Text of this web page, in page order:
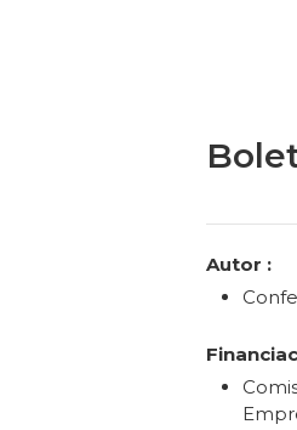
Autor :